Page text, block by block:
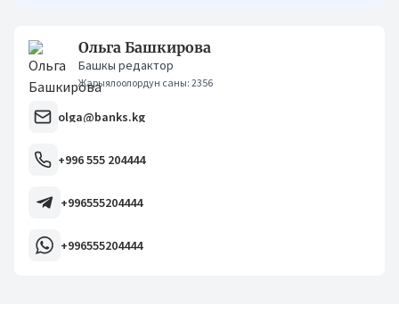
Ольга Башкирова
Башкы редактор
Жарыялоолордун саны: 2356
olga@banks.kg
+996 555 204444
+996555204444
+996555204444